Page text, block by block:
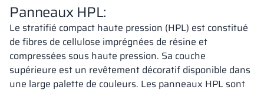
Panneaux HPL:
Le stratifié compact haute pression (HPL) est constitué
de fibres de cellulose imprégnées de résine et
compressées sous haute pression. Sa couche
supérieure est un revêtement décoratif disponible dans
une large palette de couleurs. Les panneaux HPL sont